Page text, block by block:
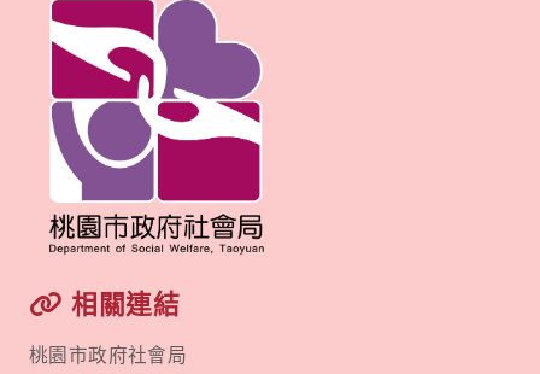
相關連結
桃園市政府社會局